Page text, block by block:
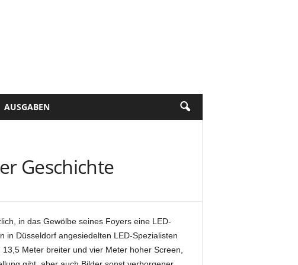
AUSGABEN
Geschichte
in das Gewölbe seines Foyers eine LED-
in Düsseldorf angesiedelten LED-Spezialisten
Meter breiter und vier Meter hoher Screen,